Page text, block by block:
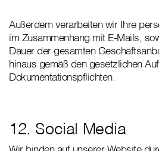
Außerdem verarbeiten wir Ihre
im Zusammenhang mit E-Mails,
Dauer der gesamten
hinaus gemäß den gesetzlichen
Dokumentationspflichten.
12. Social Media